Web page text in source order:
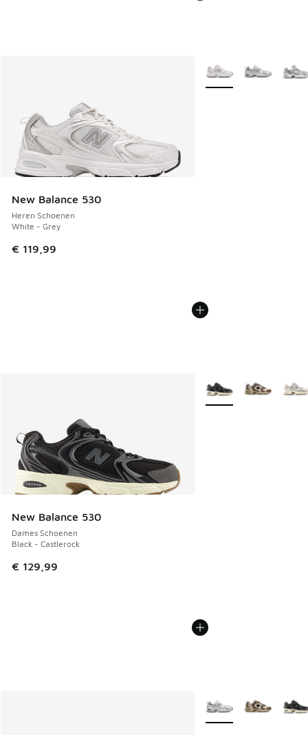
New Balance 530
Heren Schoenen
White - Grey
€ 119,99
Meer kleuren
New Balance 530
Dames Schoenen
Black - Castlerock
€ 129,99
Meer kleuren
Meer kleuren